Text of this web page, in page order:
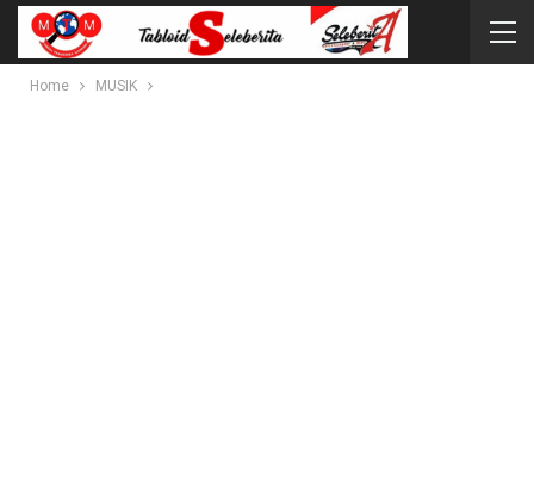
Home MUSIK